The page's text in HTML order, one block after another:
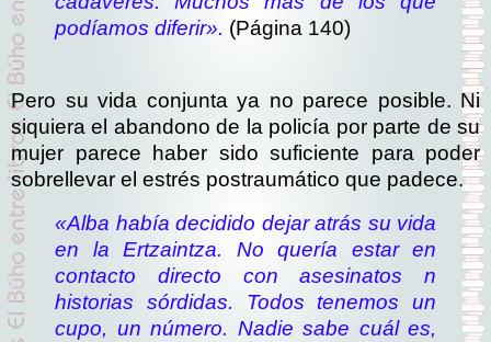
podíamos diferir». (Página 140)
Pero su vida conjunta ya no parece posible. Ni
siquiera el abandono de la policía por parte de su
mujer parece haber sido suficiente para poder
sobrellevar el estrés postraumático que padece.
«Alba había decidido dejar atrás su vida
en la Ertzaintza. No quería estar en
contacto directo con asesinatos n
historias sórdidas. Todos tenemos un
cupo, un número. Nadie sabe cuál es,